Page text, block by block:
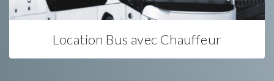
Location Bus avec Chauffeur